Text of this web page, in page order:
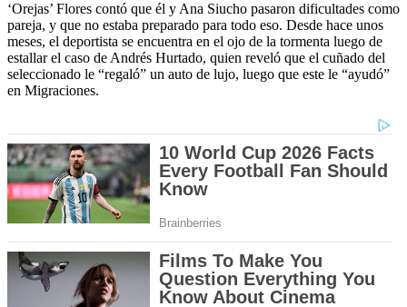
‘Orejas’ Flores contó que él y Ana Siucho pasaron dificultades como
pareja, y que no estaba preparado para todo eso. Desde hace unos
meses, el deportista se encuentra en el ojo de la tormenta luego de
estallar el caso de Andrés Hurtado, quien reveló que el cuñado del
seleccionado le “regaló” un auto de lujo, luego que este le “ayudó”
en Migraciones.